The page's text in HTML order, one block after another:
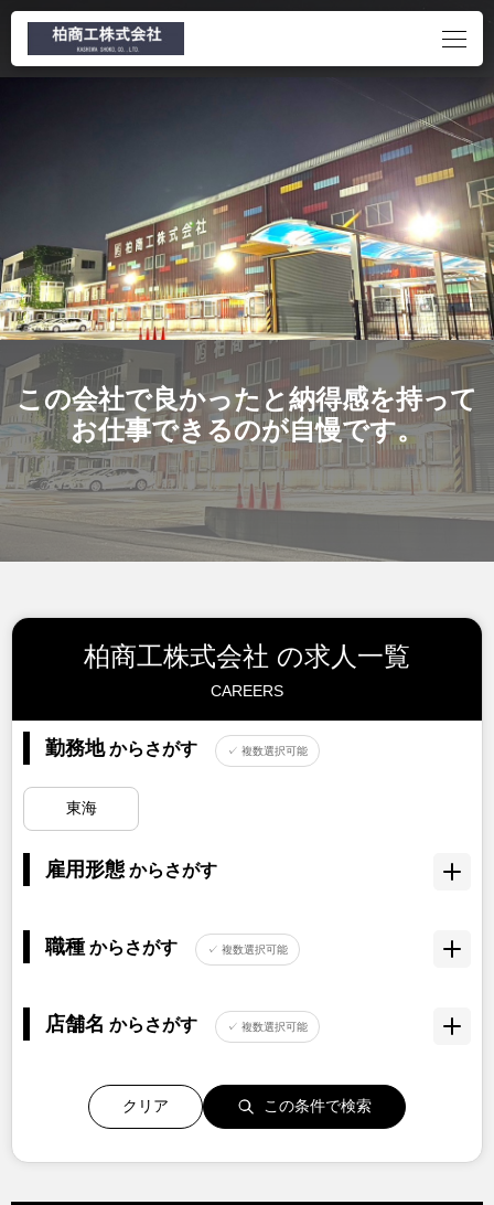
この会社で良かったと納得感を持って
お仕事できるのが自慢です。
柏商工株式会社 の求人一覧
CAREERS
勤務地からさがす ✓ 複数選択可能
東海
雇用形態 からさがす
職種 からさがす ✓ 複数選択可能
店舗名 からさがす ✓ 複数選択可能
クリア この条件で検索